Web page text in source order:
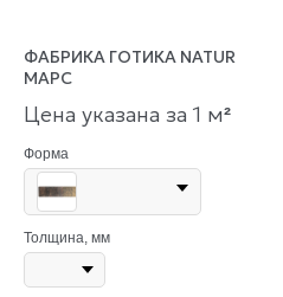
ФАБРИКА ГОТИКА NATUR
МАРС
Цена указана за 1 м²
Форма
Толщина, мм